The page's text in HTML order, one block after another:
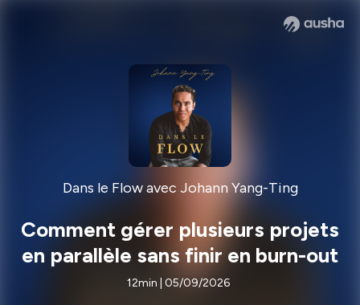
Dans le Flow avec Johann Yang-Ting
Comment gérer plusieurs projets
en parallèle sans finir en burn-out
12min | 05/09/2026